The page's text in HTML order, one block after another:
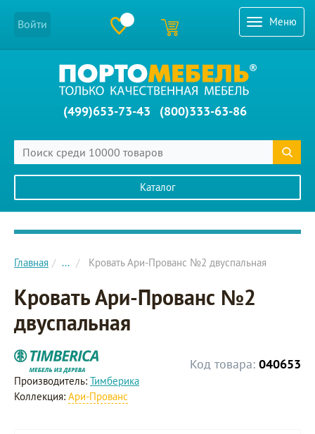
Меню
Войти
(499)653-73-43 (800)333-63-86
Каталог
Главное меню сайта
Главная ... Кровать Ари-Прованс №2 двуспальная
Кровать Ари-Прованс №2
двуспальная
Код товара: 040653
Производитель: Тимберика
Коллекция: Ари-Прованс